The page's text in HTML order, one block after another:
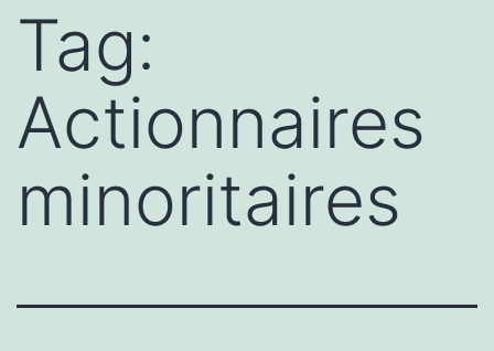
Tag:
Actionnaires
minoritaires